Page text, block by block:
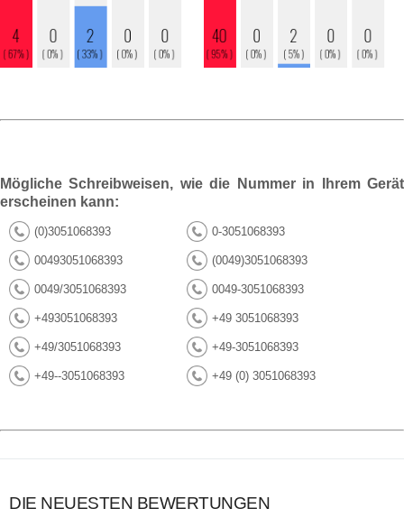
Mögliche Schreibweisen, wie die Nummer in Ihrem Gerät
erscheinen kann:
(0)3051068393 0-3051068393
00493051068393 (0049)3051068393
0049/3051068393 0049-3051068393
+493051068393 +49 3051068393
+49/3051068393 +49-3051068393
+49--3051068393 +49 (0) 3051068393
DIE NEUESTEN BEWERTUNGEN